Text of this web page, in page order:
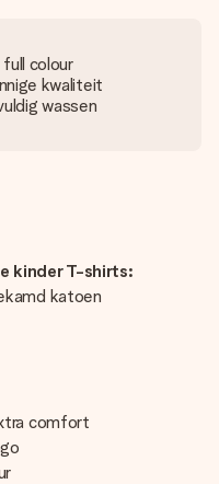
colour
kwaliteit
wassen
kinder T-shirts:
katoen
comfort